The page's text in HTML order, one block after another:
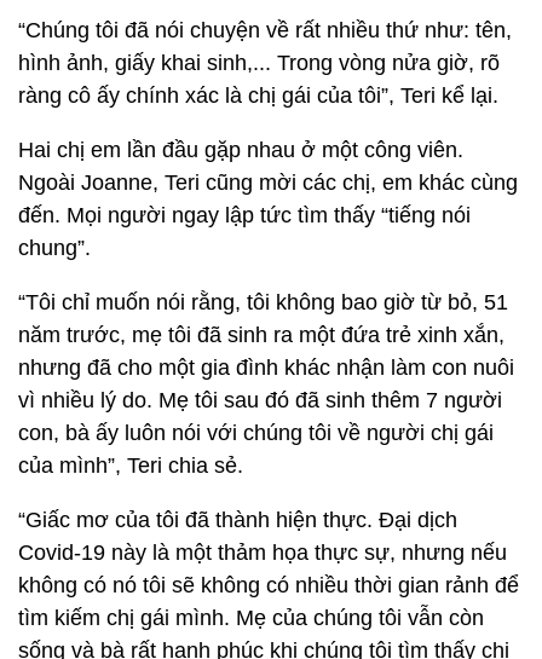
“Chúng tôi đã nói chuyện về rất nhiều thứ như: tên,
hình ảnh, giấy khai sinh,... Trong vòng nửa giờ, rõ
ràng cô ấy chính xác là chị gái của tôi”, Teri kể lại.
Hai chị em lần đầu gặp nhau ở một công viên.
Ngoài Joanne, Teri cũng mời các chị, em khác cùng
đến. Mọi người ngay lập tức tìm thấy “tiếng nói
chung”.
“Tôi chỉ muốn nói rằng, tôi không bao giờ từ bỏ, 51
năm trước, mẹ tôi đã sinh ra một đứa trẻ xinh xắn,
nhưng đã cho một gia đình khác nhận làm con nuôi
vì nhiều lý do. Mẹ tôi sau đó đã sinh thêm 7 người
con, bà ấy luôn nói với chúng tôi về người chị gái
của mình”, Teri chia sẻ.
“Giấc mơ của tôi đã thành hiện thực. Đại dịch
Covid-19 này là một thảm họa thực sự, nhưng nếu
không có nó tôi sẽ không có nhiều thời gian rảnh để
tìm kiếm chị gái mình. Mẹ của chúng tôi vẫn còn
sống và bà rất hạnh phúc khi chúng tôi tìm thấy chị